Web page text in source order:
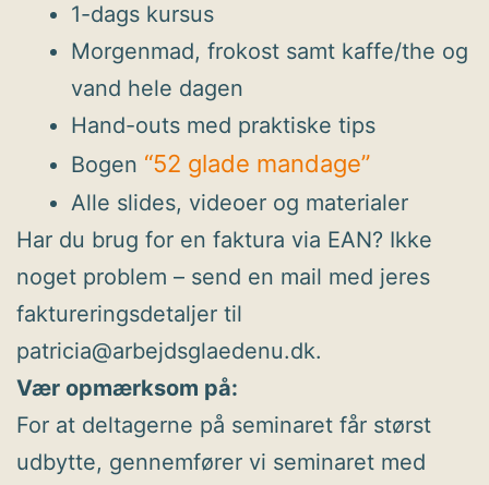
1-dags kursus
Morgenmad, frokost samt kaffe/the og
vand hele dagen
Hand-outs med praktiske tips
Bogen “52 glade mandage”
Alle slides, videoer og materialer
Har du brug for en faktura via EAN? Ikke
noget problem – send en mail med jeres
faktureringsdetaljer til
patricia@arbejdsglaedenu.dk.
Vær opmærksom på:
For at deltagerne på seminaret får størst
udbytte, gennemfører vi seminaret med